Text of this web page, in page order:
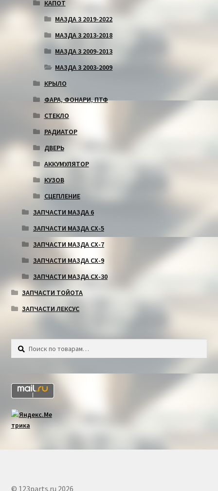
КАПОТ
МАЗДА 3 2019-2022
МАЗДА 3 2013-2018
МАЗДА 3 2009-2013
МАЗДА 3 2003-2009
КРЫЛО
ФАРА, ФОНАРИ, ПТФ
СТЕКЛО
РАДИАТОР
ДВЕРЬ
АККУМУЛЯТОР
КУЗОВ
СЦЕПЛЕНИЕ
ЗАПЧАСТИ МАЗДА 6
ЗАПЧАСТИ МАЗДА СХ-5
ЗАПЧАСТИ МАЗДА СХ-7
ЗАПЧАСТИ МАЗДА СХ-9
ЗАПЧАСТИ МАЗДА СХ-30
ЗАПЧАСТИ ТОЙОТА
ЗАПЧАСТИ ЛЕКСУС
Искать:
Поиск
© 123parts.ru 2026